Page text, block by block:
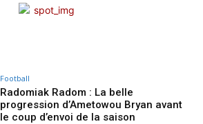
Football
Radomiak Radom : La belle
progression d’Ametowou Bryan avant
le coup d’envoi de la saison